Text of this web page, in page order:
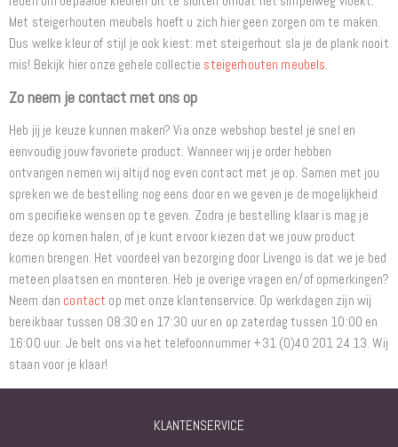
Met steigerhouten meubels hoeft u zich hier geen zorgen om te maken.
Dus welke kleur of stijl je ook kiest: met steigerhout sla je de plank nooit
mis! Bekijk hier onze gehele collectie steigerhouten meubels.
Zo neem je contact met ons op
Heb jij je keuze kunnen maken? Via onze webshop bestel je snel en
eenvoudig jouw favoriete product. Wanneer wij je order hebben
ontvangen nemen wij altijd nog even contact met je op. Samen met jou
spreken we de bestelling nog eens door en we geven je de mogelijkheid
om specifieke wensen op te geven. Zodra je bestelling klaar is mag je
deze op komen halen, of je kunt ervoor kiezen dat we jouw product
komen brengen. Het voordeel van bezorging door Livengo is dat we je bed
meteen plaatsen en monteren. Heb je overige vragen en/of opmerkingen?
Neem dan contact op met onze klantenservice. Op werkdagen zijn wij
bereikbaar tussen 08:30 en 17:30 uur en op zaterdag tussen 10:00 en
16:00 uur. Je belt ons via het telefoonnummer +31 (0)40 201 24 13. Wij
staan voor je klaar!
KLANTENSERVICE